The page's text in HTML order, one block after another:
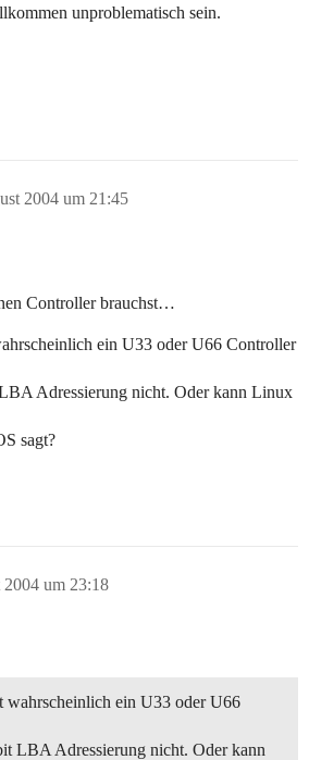
unproblematisch sein.
2004 um 21:45
Controller brauchst…
ein U33 oder U66 Controller
Adressierung nicht. Oder kann Linux
sagt?
um 23:18
wahrscheinlich ein U33 oder U66
LBA Adressierung nicht. Oder kann